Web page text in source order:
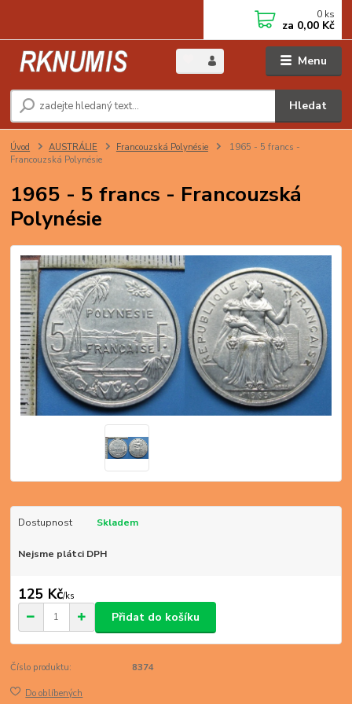
Menu
Hledat
0 ks
za 0,00 Kč
Úvod AUSTRÁLIE Francouzská Polynésie
1965 - 5 francs -
Francouzská Polynésie
1965 - 5 francs - Francouzská
Polynésie
Dostupnost Skladem
Nejsme plátci DPH
125 Kč/ks
Přidat do košíku
Číslo produktu: 8374
Do oblíbených